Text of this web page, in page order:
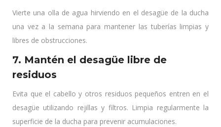
Vierte una olla de agua hirviendo en el desagüe de la ducha
una vez a la semana para mantener las tuberías limpias y
libres de obstrucciones.
7. Mantén el desagüe libre de
residuos
Evita que el cabello y otros residuos pequeños entren en el
desagüe utilizando rejillas y filtros. Limpia regularmente la
superficie de la ducha para prevenir acumulaciones.